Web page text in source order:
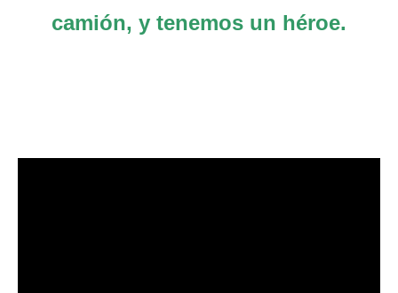
camión, y tenemos un héroe.